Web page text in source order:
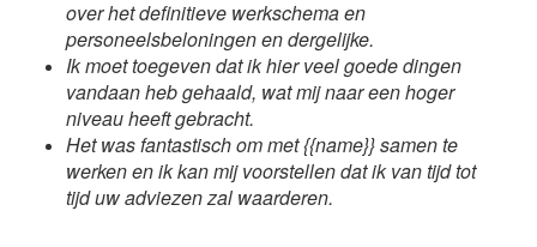
over het definitieve werkschema en
personeelsbeloningen en dergelijke.
Ik moet toegeven dat ik hier veel goede dingen
vandaan heb gehaald, wat mij naar een hoger
niveau heeft gebracht.
Het was fantastisch om met {{name}} samen te
werken en ik kan mij voorstellen dat ik van tijd tot
tijd uw adviezen zal waarderen.